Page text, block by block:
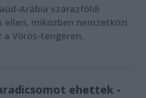
Arábia szárazföldi
ellen, miközben nemzetközi
Vörös-tengeren.
ehettek -